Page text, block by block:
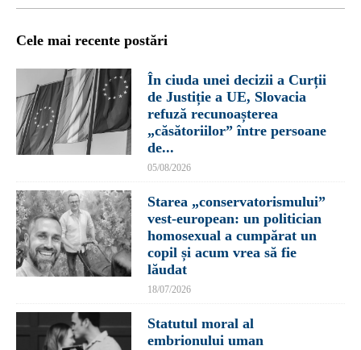
Cele mai recente postări
În ciuda unei decizii a Curții
de Justiție a UE, Slovacia
refuză recunoașterea
„căsătoriilor” între persoane
de...
05/08/2026
Starea „conservatorismului”
vest-european: un politician
homosexual a cumpărat un
copil și acum vrea să fie
lăudat
18/07/2026
Statutul moral al
embrionului uman